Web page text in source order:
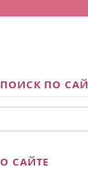
ПОИСК ПО
О САЙТЕ